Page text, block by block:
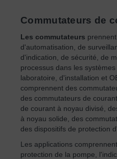
Commutateurs de
Les commutateurs
d'automatisation, de
d'indication, de sécurité, de
processus dans les
laboratoire, d'installation et
comprennent des
des commutateurs de
de courant à noyau divisé,
à noyau solide, des
des dispositifs de protection
Les applications
protection de la pompe,